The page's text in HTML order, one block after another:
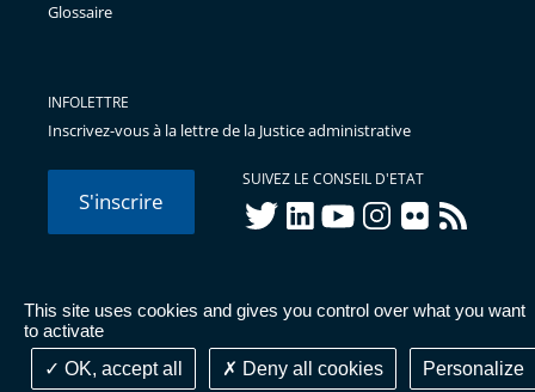
This site uses cookies and gives you control over what you want
to activate
OK, accept all
Deny all cookies Personalize
Glossaire
INFOLETTRE
Inscrivez-vous à la lettre de la Justice administrative
S'inscrire
SUIVEZ LE CONSEIL D'ETAT
twitterlinkedInyoutubeinstagram
flickr rss
© Conseil d'État 2026 - Mentions légales
Données
personnelles-Publications administratives-Accessibilité :
partiellement conforme